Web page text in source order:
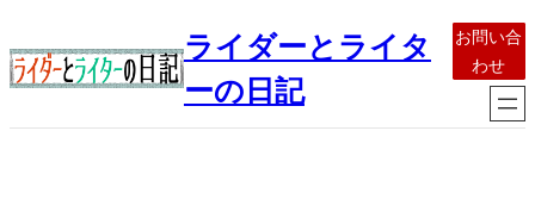
容
を
ライダーとライタ
ーの日記
お問い合
わせ